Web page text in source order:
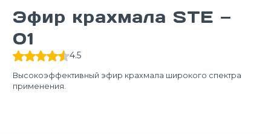
Эфир крахмала STЕ —
01
4.5
Высокоэффективный эфир крахмала широкого спектра
применения.